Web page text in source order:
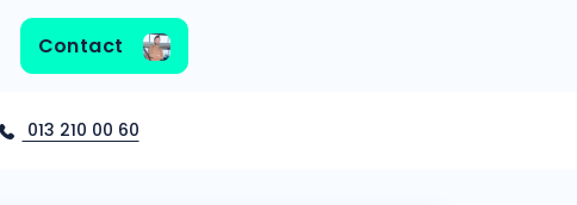
Contact
013 210 00 60